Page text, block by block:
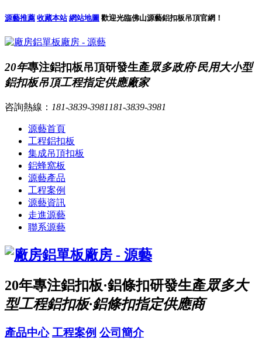
源藝推薦 收藏本站 網站地圖 歡迎光臨佛山源藝鋁扣板吊頂官網！
20年專注鋁扣板吊頂研發生產眾多政府·民用大小型
鋁扣板吊頂工程指定供應廠家
咨詢熱線： 181-3839-3981 181-3839-3981
源藝首頁
工程鋁扣板
集成吊頂扣板
鋁蜂窩板
源藝產品
工程案例
源藝資訊
走進源藝
聯系源藝
20年專注鋁扣板·鋁條扣研發生產眾多大
型工程鋁扣板·鋁條扣指定供應商
產品中心 工程案例 公司簡介